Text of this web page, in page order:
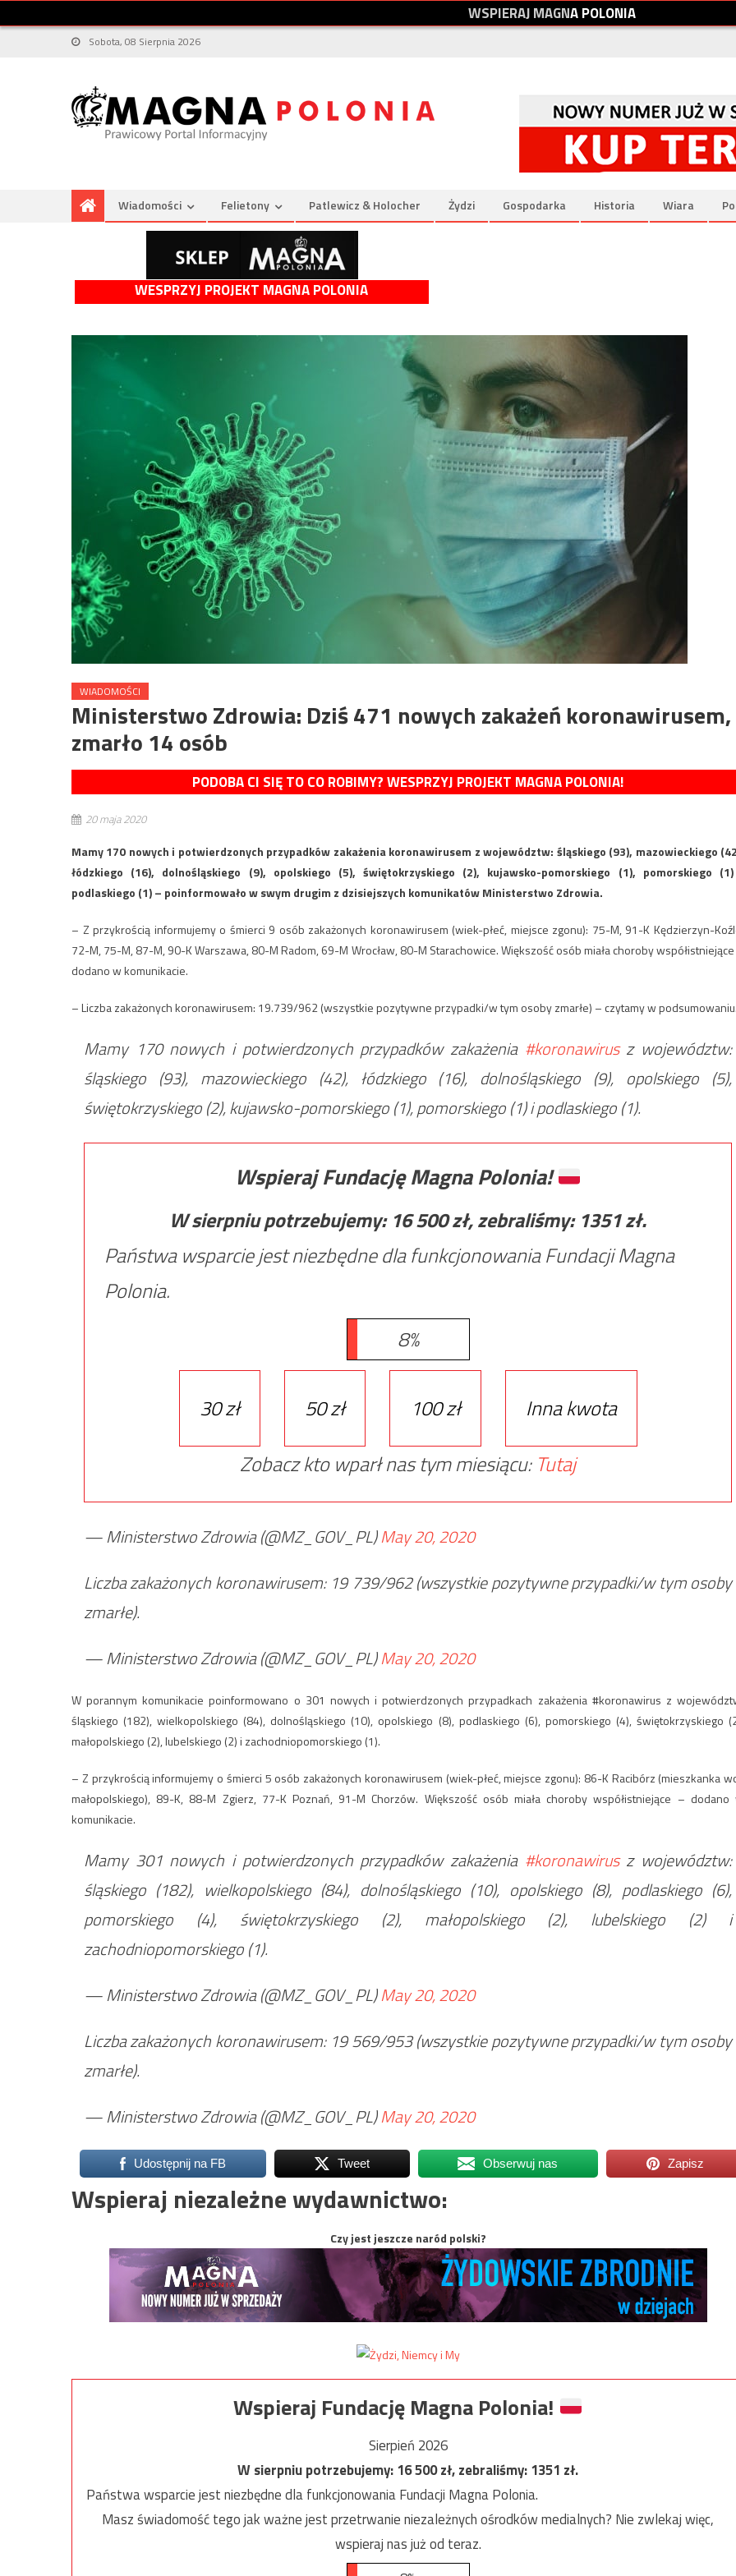
WSPIERAJMAGNAPOLONIA
Sobota, 08 Sierpnia 2026
Wiadomości Felietony Patlewicz & Holocher Żydzi Gospodarka Historia Wiara
WESPRZYJ PROJEKT MAGNA POLONIA
WIADOMOŚCI
Ministerstwo Zdrowia: Dziś 471 nowych zakażeń koronawirusem,
zmarło 14 osób
PODOBA CI SIĘ TO CO ROBIMY? WESPRZYJ PROJEKT MAGNA POLONIA!
20 maja 2020
Mamy 170 nowych i potwierdzonych przypadków zakażenia koronawirusem z województw: śląskiego (93), mazowieckiego
łódzkiego (16), dolnośląskiego (9), opolskiego (5), świętokrzyskiego (2), kujawsko-pomorskiego (1), pomorskiego
podlaskiego (1) – poinformowało w swym drugim z dzisiejszych komunikatów Ministerstwo Zdrowia.
– Z przykrością informujemy o śmierci 9 osób zakażonych koronawirusem (wiek-płeć, miejsce zgonu): 75-M, 91-K Kędzierzyn-
72-M, 75-M, 87-M, 90-K Warszawa, 80-M Radom, 69-M Wrocław, 80-M Starachowice. Większość osób miała choroby
dodano w komunikacie.
– Liczba zakażonych koronawirusem: 19.739/962 (wszystkie pozytywne przypadki/w tym osoby zmarłe) – czytamy w podsumowaniu.
Mamy 170 nowych i potwierdzonych przypadków zakażenia #koronawirusz województw:
śląskiego (93), mazowieckiego (42), łódzkiego (16), dolnośląskiego (9), opolskiego (5),
świętokrzyskiego (2), kujawsko-pomorskiego (1), pomorskiego (1) i podlaskiego (1).
Wspieraj Fundację Magna Polonia!
W sierpniu potrzebujemy: 16 500zł, zebraliśmy: 1351zł.
Państwa wsparcie jest niezbędne dla funkcjonowania Fundacji Magna
Polonia.
8%
30 zł 50 zł 100 zł
Inna kwota
Zobacz kto wparł nas tym miesiącu: Tutaj
— Ministerstwo Zdrowia (@MZ_GOV_PL)May 20, 2020
Liczba zakażonych koronawirusem: 19 739/962 (wszystkie pozytywne przypadki/w tym osoby
zmarłe).
— Ministerstwo Zdrowia (@MZ_GOV_PL)May 20, 2020
W porannym komunikacie poinformowano o 301 nowych i potwierdzonych przypadkach zakażenia #koronawirus z
śląskiego (182), wielkopolskiego (84), dolnośląskiego (10), opolskiego (8), podlaskiego (6), pomorskiego (4), świętokrzyskiego
małopolskiego (2), lubelskiego (2) i zachodniopomorskiego (1).
– Z przykrością informujemy o śmierci 5 osób zakażonych koronawirusem (wiek-płeć, miejsce zgonu): 86-K Racibórz (mieszkanka
małopolskiego), 89-K, 88-M Zgierz, 77-K Poznań, 91-M Chorzów. Większość osób miała choroby współistniejące – dodano
komunikacie.
Mamy 301 nowych i potwierdzonych przypadków zakażenia #koronawirusz województw:
śląskiego (182), wielkopolskiego (84), dolnośląskiego (10), opolskiego (8), podlaskiego (6),
pomorskiego (4), świętokrzyskiego (2), małopolskiego (2), lubelskiego (2) i
zachodniopomorskiego (1).
— Ministerstwo Zdrowia (@MZ_GOV_PL)May 20, 2020
Liczba zakażonych koronawirusem: 19 569/953 (wszystkie pozytywne przypadki/w tym osoby
zmarłe).
— Ministerstwo Zdrowia (@MZ_GOV_PL)May 20, 2020
Udostępnij na FB Tweet Obserwuj nas Zapisz
Wspieraj niezależne wydawnictwo:
Czy jest jeszcze naród polski?
Wspieraj Fundację Magna Polonia!
Sierpień 2026
W sierpniu potrzebujemy:16 500zł, zebraliśmy:1351 zł.
Państwa wsparcie jest niezbędne dla funkcjonowania Fundacji Magna Polonia.
Masz świadomość tego jak ważne jest przetrwanie niezależnych ośrodków medialnych? Nie zwlekaj więc,
wspieraj nas już od teraz.